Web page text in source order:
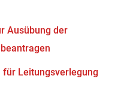
Ausübung der
Leitungsverlegung